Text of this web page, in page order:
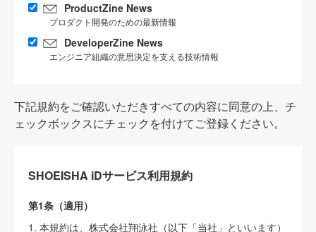
ProductZine News
プロダクト開発のための最新情報
DeveloperZine News
エンジニア組織の意思決定を支える技術情報
下記規約をご確認いただきすべての内容に同意の上、チ
ェックボックスにチェックを付けてご登録ください。
SHOEISHA iDサービス利用規約
第1条（適用）
1. 本規約は、株式会社翔泳社（以下「当社」といいます）